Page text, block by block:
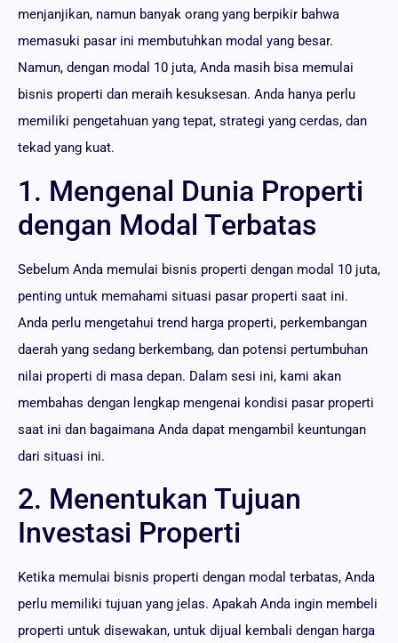
menjanjikan, namun banyak orang yang berpikir bahwa
memasuki pasar ini membutuhkan modal yang besar.
Namun, dengan modal 10 juta, Anda masih bisa memulai
bisnis properti dan meraih kesuksesan. Anda hanya perlu
memiliki pengetahuan yang tepat, strategi yang cerdas, dan
tekad yang kuat.
1. Mengenal Dunia Properti
dengan Modal Terbatas
Sebelum Anda memulai bisnis properti dengan modal 10 juta,
penting untuk memahami situasi pasar properti saat ini.
Anda perlu mengetahui trend harga properti, perkembangan
daerah yang sedang berkembang, dan potensi pertumbuhan
nilai properti di masa depan. Dalam sesi ini, kami akan
membahas dengan lengkap mengenai kondisi pasar properti
saat ini dan bagaimana Anda dapat mengambil keuntungan
dari situasi ini.
2. Menentukan Tujuan
Investasi Properti
Ketika memulai bisnis properti dengan modal terbatas, Anda
perlu memiliki tujuan yang jelas. Apakah Anda ingin membeli
properti untuk disewakan, untuk dijual kembali dengan harga